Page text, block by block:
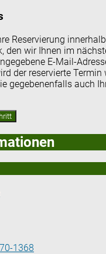
Reservierung
den wir Ihnen im
E-Mail-
der reservierte Termin
gegebenenfalls auch
1368